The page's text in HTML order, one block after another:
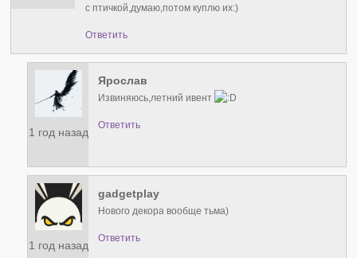
с птичкой,думаю,потом куплю их:)
Ответить
1 год назад
Ярослав
Извиняюсь,летний ивент
Ответить
1 год назад
gadgetplay
Нового декора вообще тьма)
Ответить